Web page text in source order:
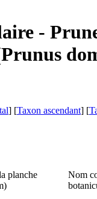
-
] [Taxon ascendant] [
planche
)
Nom